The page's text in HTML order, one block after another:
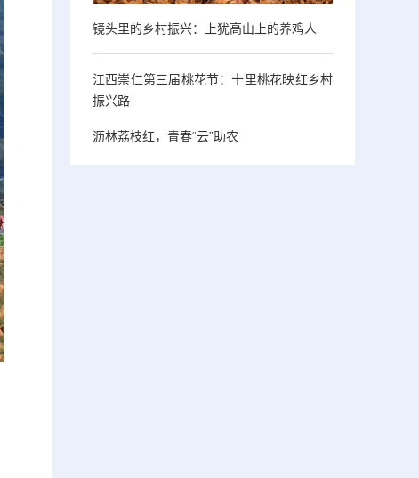
镜头里的乡村振兴：上犹高山上的养鸡人
江西崇仁第三届桃花节：十里桃花映红乡村
振兴路
沥林荔枝红，青春“云”助农